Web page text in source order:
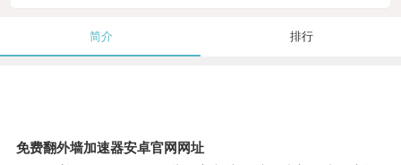
简介 排行
免费翻外墙加速器安卓官网网址